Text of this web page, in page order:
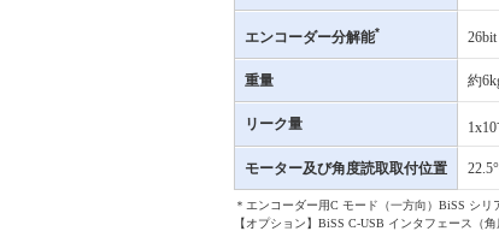
エンコーダー分解能* 26bit
重量 約
リーク量 1x10
モーター及び角度読取取付位置
＊エンコーダー用C モード（一方向）BiSS シリ
【オプション】BiSS C-USB インタフェース（